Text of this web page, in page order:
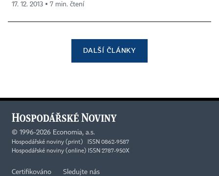
17. 12. 2013 ▪ 7 min. čtení
DALŠÍ ČLÁNKY
© 1996-2026 Economia, a.s.
Hospodářské noviny (print) ISSN 0862-9587
Hospodářské noviny (online) ISSN 2787-950X
Certifikováno Sledujte nás